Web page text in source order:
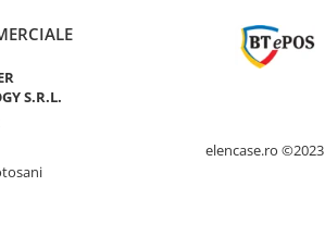
S.R.L.
elencase.ro ©2023